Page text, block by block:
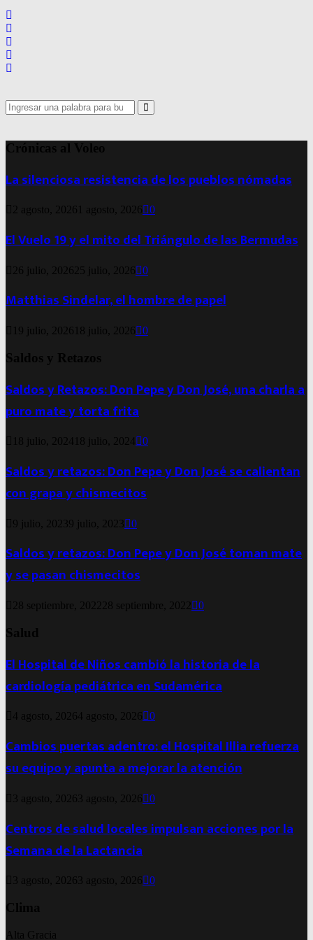
Search
for:
Search
Crónicas al Voleo
La silenciosa resistencia de los pueblos nómadas
2 agosto, 2026 1 agosto, 2026 0
El Vuelo 19 y el mito del Triángulo de las Bermudas
26 julio, 2026 25 julio, 2026 0
Matthias Sindelar, el hombre de papel
19 julio, 2026 18 julio, 2026 0
Saldos y Retazos
Saldos y Retazos: Don Pepe y Don José, una charla a
puro mate y torta frita
18 julio, 2024 18 julio, 2024 0
Saldos y retazos: Don Pepe y Don José se calientan
con grapa y chismecitos
9 julio, 20239 julio, 2023 0
Saldos y retazos: Don Pepe y Don José toman mate
y se pasan chismecitos
28 septiembre, 2022 28 septiembre, 2022 0
Salud
El Hospital de Niños cambió la historia de la
cardiología pediátrica en Sudamérica
4 agosto, 20264 agosto, 2026 0
Cambios puertas adentro: el Hospital Illia refuerza
su equipo y apunta a mejorar la atención
3 agosto, 2026 3 agosto, 2026 0
Centros de salud locales impulsan acciones por la
Semana de la Lactancia
3 agosto, 2026 3 agosto, 2026 0
Clima
Alta Gracia